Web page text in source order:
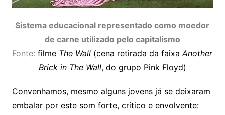
Sistema educacional representado como moedor
de carne utilizado pelo capitalismo
Fonte: filme The Wall (cena retirada da faixaAnother
Brick in The Wall, do grupo Pink Floyd)
Convenhamos, mesmo alguns jovens já se deixaram
embalar por este som forte, crítico e envolvente: